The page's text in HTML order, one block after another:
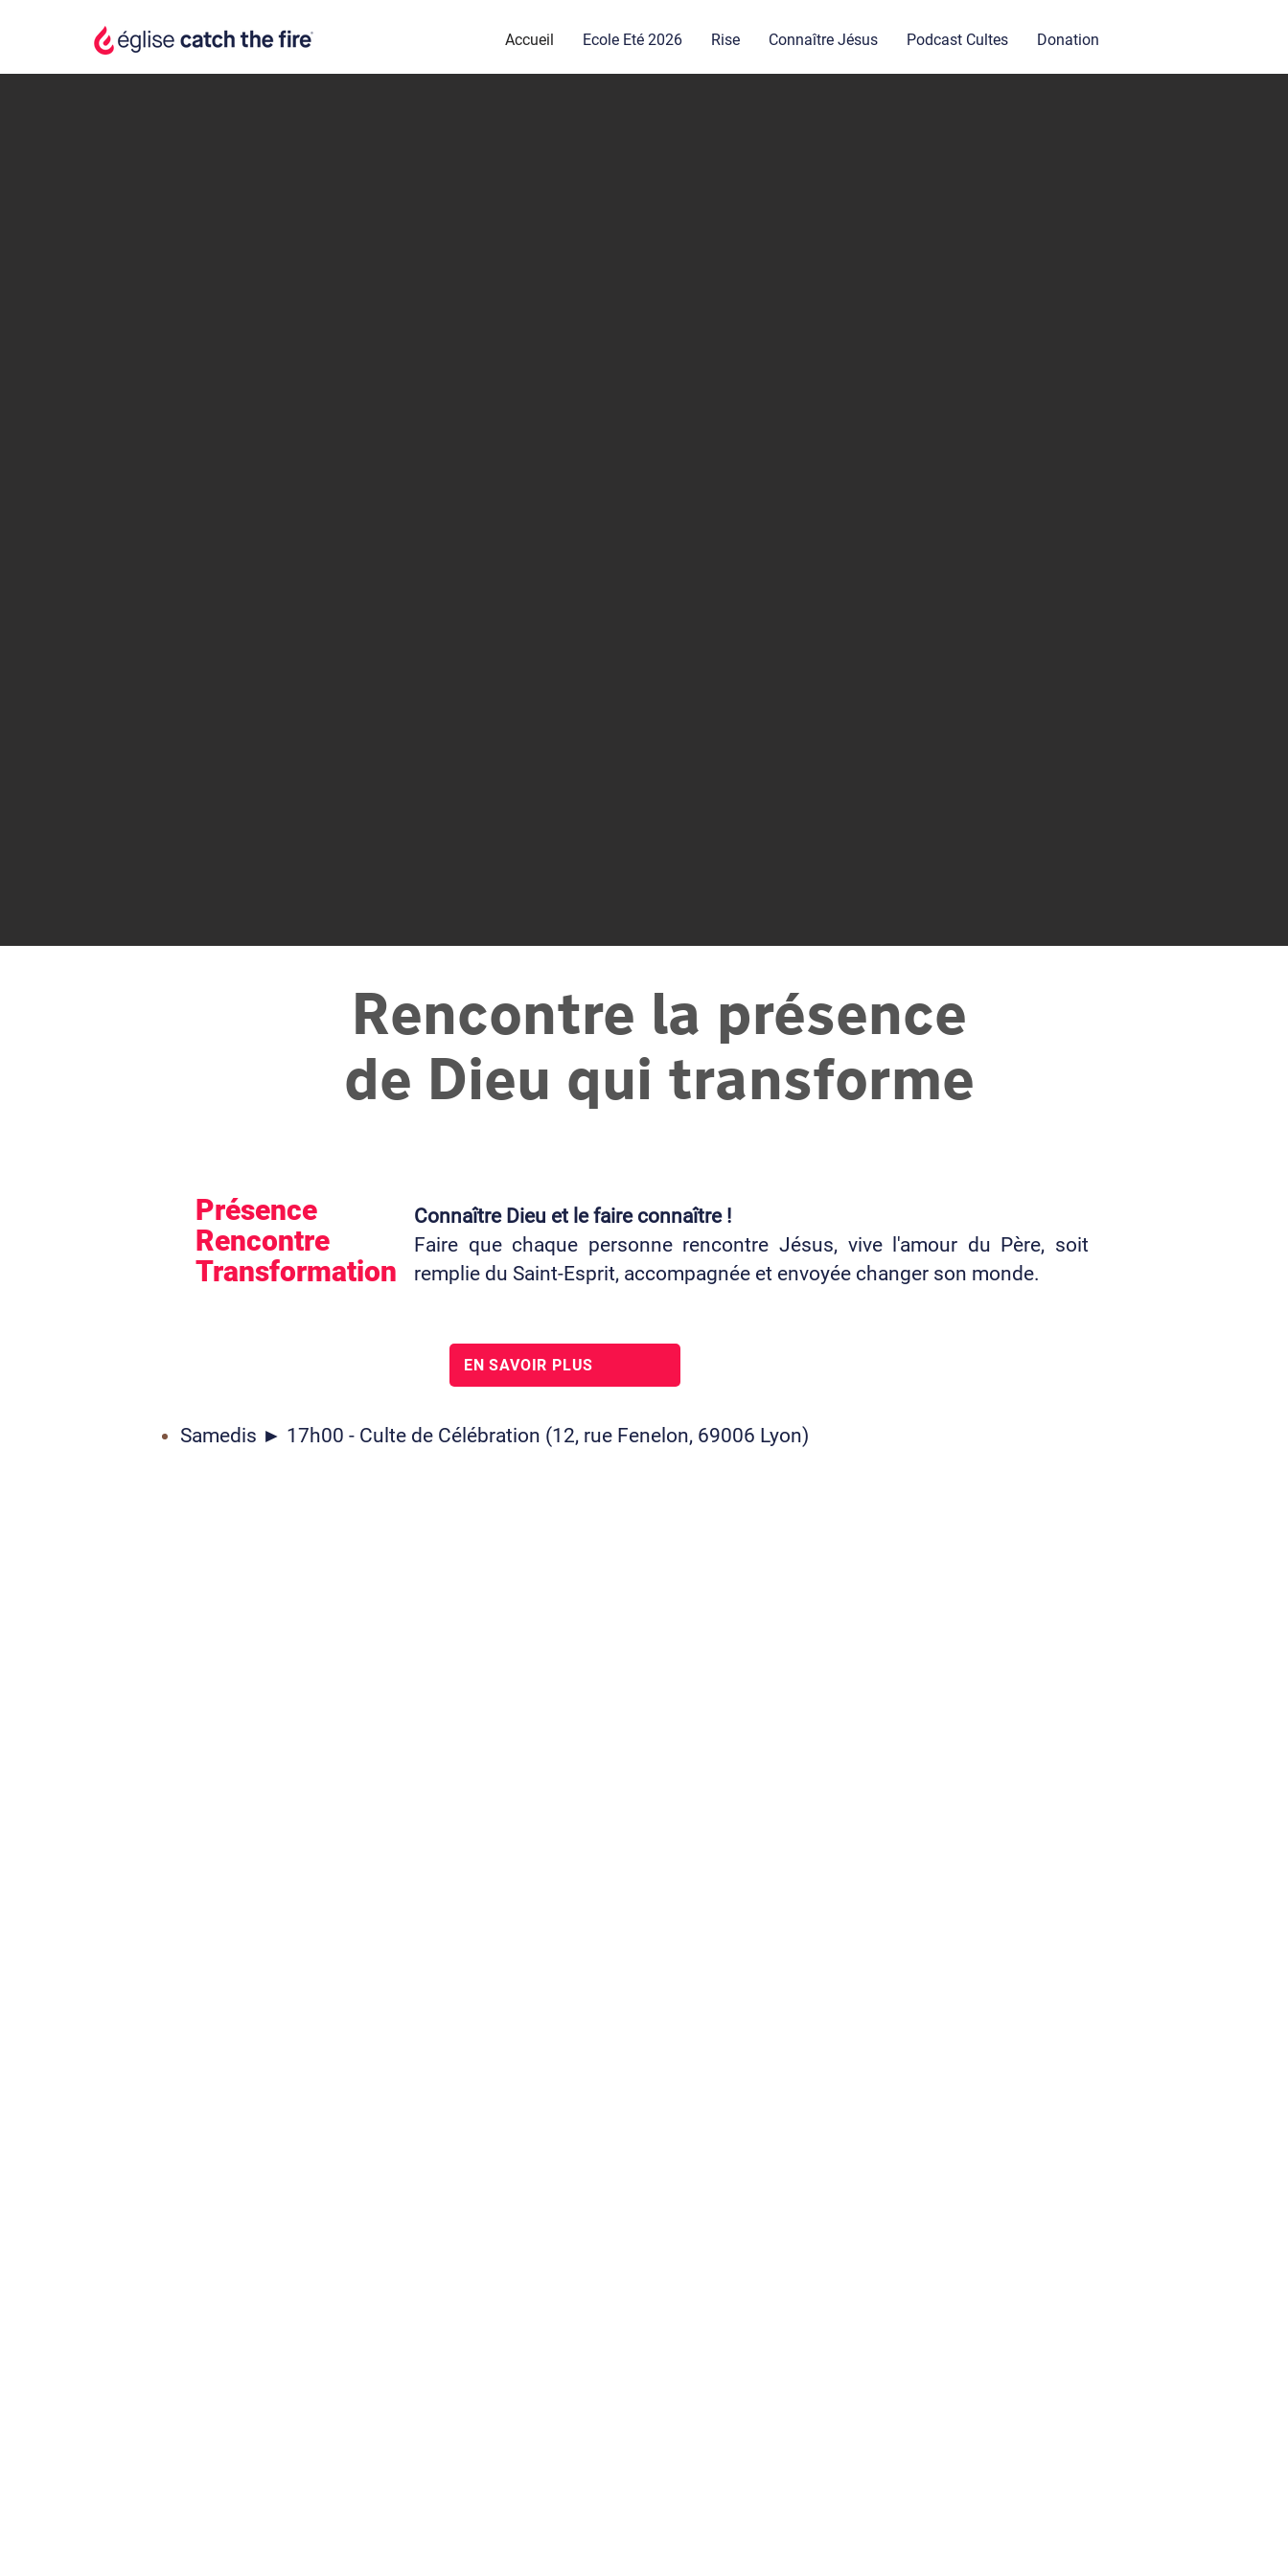
Accueil Ecole Eté 2026 Rise Connaître Jésus Podcast Cultes Donation
Rencontre la présence
de Dieu qui transforme
Présence
Rencontre
Transformation
Connaître Dieu et le faire connaître !
Faire que chaque personne rencontre Jésus, vive l'amour du Père, soit
remplie du Saint-Esprit, accompagnée et envoyée changer son monde.
EN SAVOIR PLUS
Samedis ► 17h00 - Culte de Célébration (12, rue Fenelon, 69006 Lyon)